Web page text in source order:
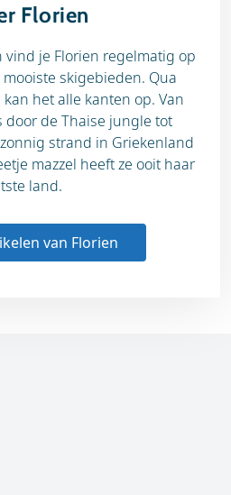
Florien
je Florien regelmatig op
skigebieden. Qua
het alle kanten op. Van
de Thaise jungle tot
strand in Griekenland
mazzel heeft ze ooit haar
land.
van Florien